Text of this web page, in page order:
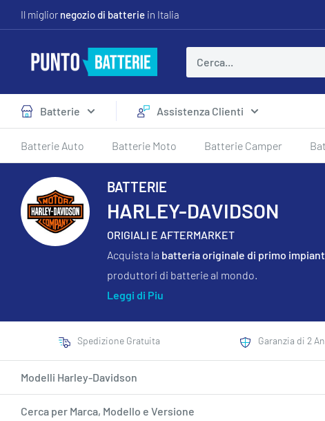
al
contenuto
Il miglior negozio di batterie in Italia
Puntobatterie
Batterie Assistenza Clienti
Batterie Auto Batterie Moto Batterie Camper
BATTERIE
HARLEY-DAVIDSON
ORIGIALI E AFTERMARKET
Acquista la batteria originale di primo
produttori di batterie al mondo.
Leggi di Piu
Spedizione Gratuita Garanzia di 2
Modelli Harley-Davidson
Cerca per Marca, Modello e Versione